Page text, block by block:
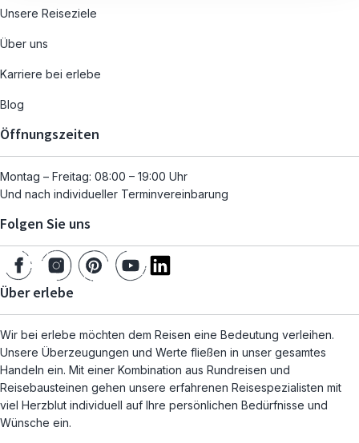
Unsere Reiseziele
Über uns
Karriere bei erlebe
Blog
Öffnungszeiten
Montag – Freitag: 08:00 – 19:00 Uhr
Und nach individueller Terminvereinbarung
Folgen Sie uns
Über erlebe
Wir bei erlebe möchten dem Reisen eine Bedeutung verleihen.
Unsere Überzeugungen und Werte fließen in unser gesamtes
Handeln ein. Mit einer Kombination aus Rundreisen und
Reisebausteinen gehen unsere erfahrenen Reisespezialisten mit
viel Herzblut individuell auf Ihre persönlichen Bedürfnisse und
Wünsche ein.